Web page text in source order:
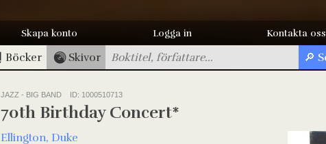
Skapa konto Logga in Kontakta oss
Böcker Skivor
JAZZ - BIG BAND ID: 1000510713
70th Birthday Concert*
Ellington, Duke